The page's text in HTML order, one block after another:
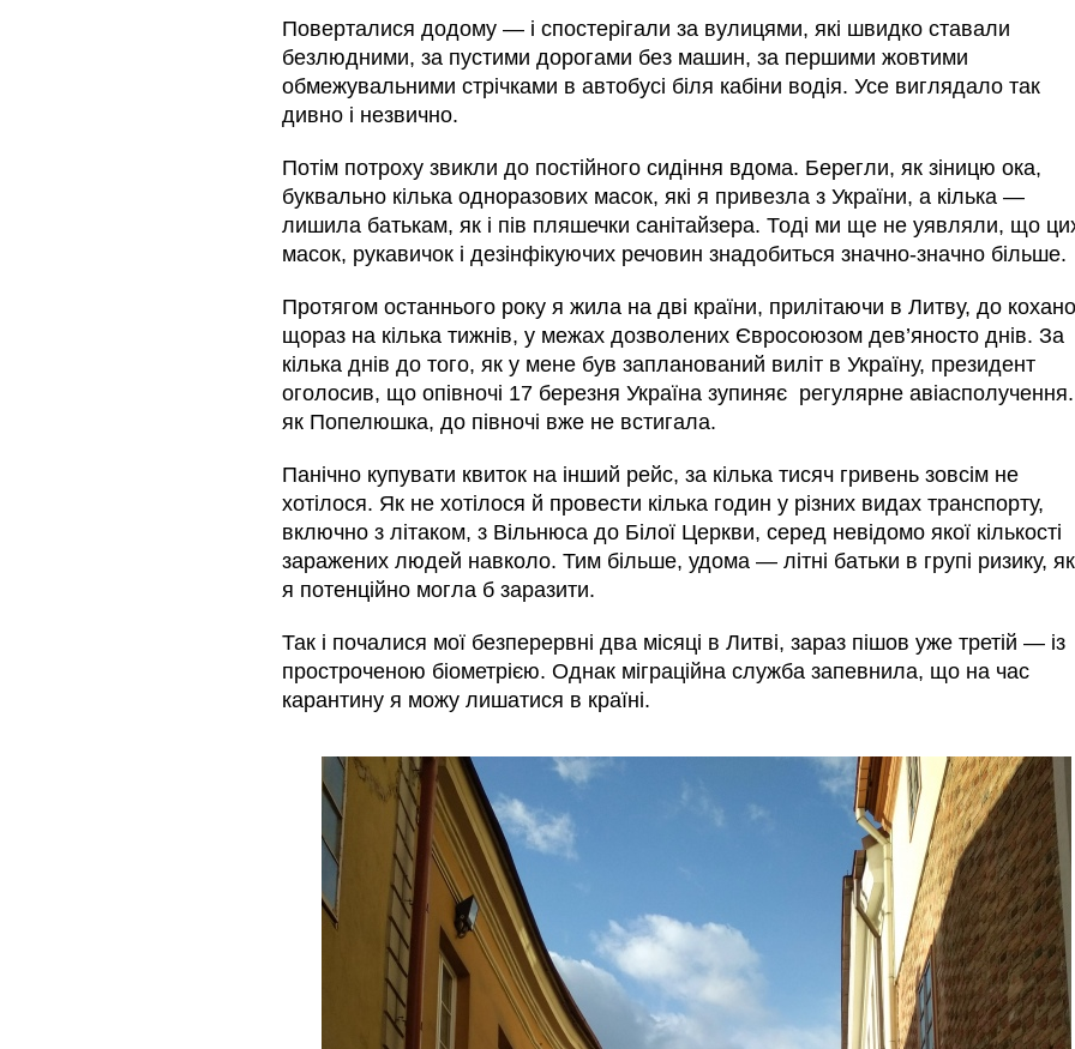
Поверталися додому — і спостерігали за вулицями, які швидко ставали
безлюдними, за пустими дорогами без машин, за першими жовтими
обмежувальними стрічками в автобусі біля кабіни водія. Усе виглядало так
дивно і незвично.
Потім потроху звикли до постійного сидіння вдома. Берегли, як зіницю ока,
буквально кілька одноразових масок, які я привезла з України, а кілька —
лишила батькам, як і пів пляшечки санітайзера. Тоді ми ще не уявляли, що
масок, рукавичок і дезінфікуючих речовин знадобиться значно-значно більше.
Протягом останнього року я жила на дві країни, прилітаючи в Литву, до
щораз на кілька тижнів, у межах дозволених Євросоюзом дев’яносто днів. За
кілька днів до того, як у мене був запланований виліт в Україну, президент
оголосив, що опівночі 17 березня Україна зупиняє регулярне
як Попелюшка, до півночі вже не встигала.
Панічно купувати квиток на інший рейс, за кілька тисяч гривень зовсім не
хотілося. Як не хотілося й провести кілька годин у різних видах транспорту,
включно з літаком, з Вільнюса до Білої Церкви, серед невідомо якої кількості
заражених людей навколо. Тим більше, удома — літні батьки в групі ризику,
я потенційно могла б заразити.
Так і почалися мої безперервні два місяці в Литві, зараз пішов уже третій — із
простроченою біометрією. Однак міграційна служба запевнила, що на час
карантину я можу лишатися в країні.